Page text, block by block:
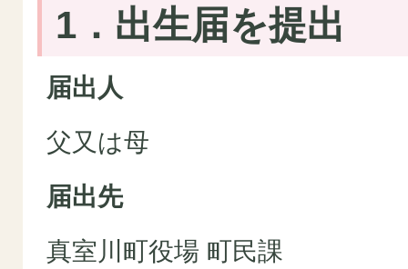
1．出生届を提出
届出人
父又は母
届出先
真室川町役場 町民課